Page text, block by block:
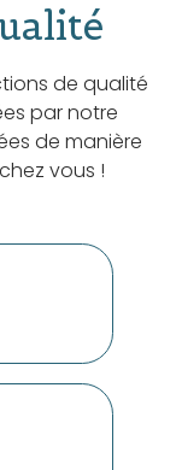
de qualité
par notre
de manière
vous !